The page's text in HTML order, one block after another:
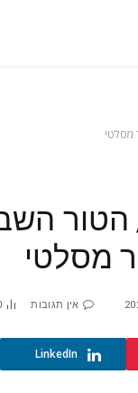
‬השתנה /
מסלטי
אין תגובות
LinkedIn